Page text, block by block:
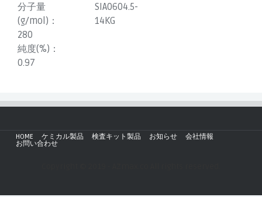
分子量
(g/mol)：
280
純度(%)：
0.97
SIA0604.5-
14KG
HOME ケミカル製品 検査キット製品 お知らせ
会社情報
お問い合わせ